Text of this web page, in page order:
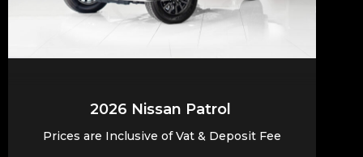
2026 Nissan Patrol
Prices are Inclusive of Vat & Deposit Fee